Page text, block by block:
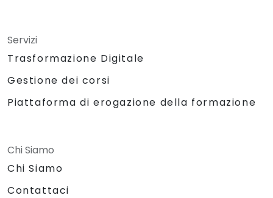
Servizi
Trasformazione Digitale
Gestione dei corsi
Piattaforma di erogazione della formazione
Chi Siamo
Chi Siamo
Contattaci